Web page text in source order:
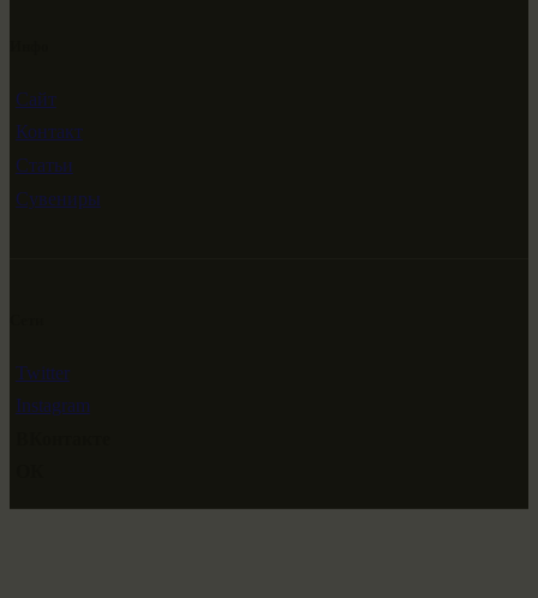
Сайт
Контакт
Статьи
Сувениры
Twitter
Instagram